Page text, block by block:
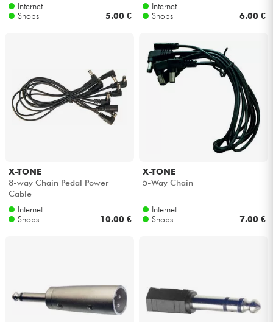
Drums
Blasinstrumente
Kinder
Kabel & Zubehöre
Bundle
Sehen Sie sich unsere Marken an
Internet
Shops
5.00 €
Internet
Shops
6.00 €
X-TONE
8-way Chain Pedal Power
Cable
Internet
Shops
10.00 €
X-TONE
5-Way Chain
Internet
Shops
7.00 €